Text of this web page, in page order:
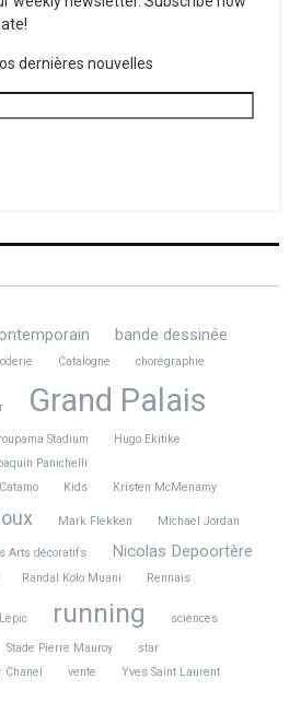
dernières nouvelles
bande dessinée
Catalogne chorégraphie
Grand Palais
Stadium
Hugo Ekitike
Panichelli
Kids Kristen McMenamy
Mark Flekken Michael Jordan
Arts décoratifs Nicolas Depoortère
Randal Kolo Muani Rennais
running sciences
Stade Pierre Mauroy
star
vente
Yves Saint Laurent